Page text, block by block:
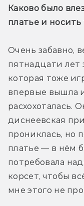
Каково было
платье и
Очень забавно,
пятнадцати лет
которая тоже
впервые вышла
расхохоталась.
диснеевская
прониклась, но
платье — в нём
потребовала
корсет, чтобы
мне этого не